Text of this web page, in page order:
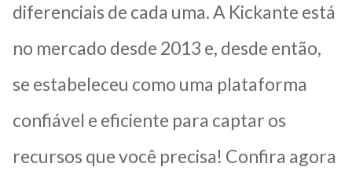
diferenciais de cada uma. A Kickante está
no mercado desde 2013 e, desde então,
se estabeleceu como uma plataforma
confiável e eficiente para captar os
recursos que você precisa! Confira agora